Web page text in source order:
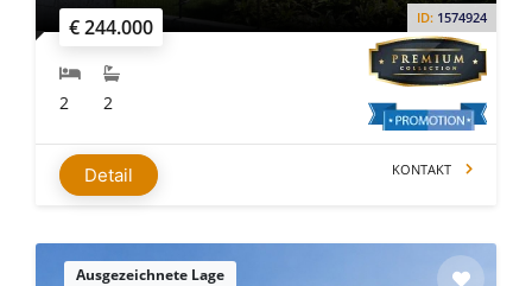
€ 244.000 ID: 1574924
2 2
Detail KONTAKT
Ausgezeichnete Lage